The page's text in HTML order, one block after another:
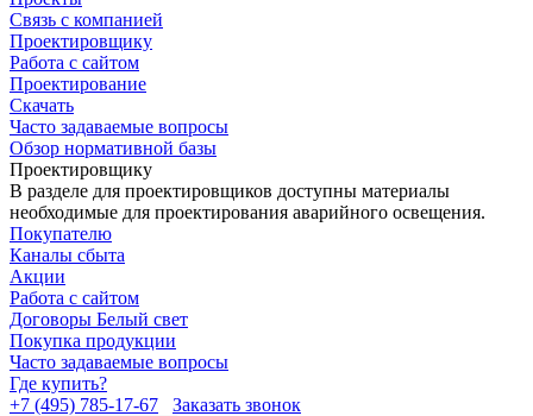
Связь с компанией
Проектировщику
Работа с сайтом
Проектирование
Скачать
Часто задаваемые вопросы
Обзор нормативной базы
Проектировщику
В разделе для проектировщиков доступны материалы
необходимые для проектирования аварийного освещения.
Покупателю
Каналы сбыта
Акции
Работа с сайтом
Договоры Белый свет
Покупка продукции
Часто задаваемые вопросы
Где купить?
+7 (495) 785-17-67
Заказать звонок